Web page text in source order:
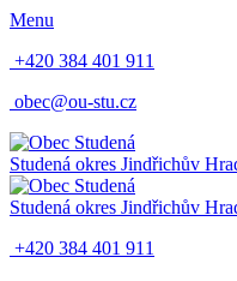
Menu
+420 384 401 911
obec@ou-stu.cz
Studená okres Jindřichův
Studená okres Jindřichův
+420 384 401 911